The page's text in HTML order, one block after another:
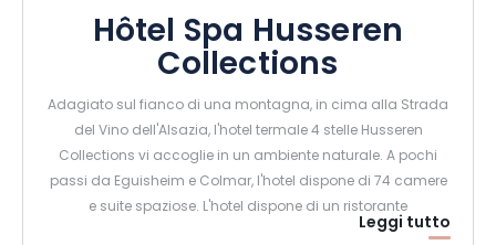
Hôtel Spa Husseren
Collections
Adagiato sul fianco di una montagna, in cima alla Strada
del Vino dell'Alsazia, l'hotel termale 4 stelle Husseren
Collections vi accoglie in un ambiente naturale. A pochi
passi da Eguisheim e Colmar, l'hotel dispone di 74 camere
e suite spaziose. L'hotel dispone di un ristorante
bistronomico "Bain de Forêt", di un bar che si apre su una
Leggi tutto